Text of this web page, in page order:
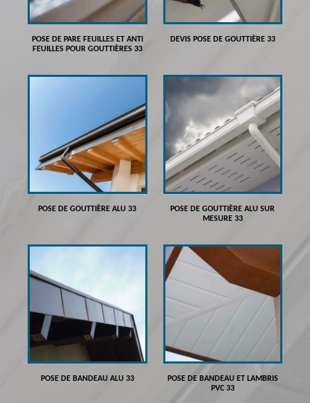
POSE DE PARE FEUILLES ET ANTI
FEUILLES POUR GOUTTIÈRES 33
DEVIS POSE DE GOUTTIÈRE 33
POSE DE GOUTTIÈRE ALU 33
POSE DE GOUTTIÈRE ALU SUR
MESURE 33
POSE DE BANDEAU ALU 33
POSE DE BANDEAU ET LAMBRIS
PVC 33